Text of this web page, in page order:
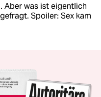
Aber was ist eigentlich
Spoiler: Sex kam